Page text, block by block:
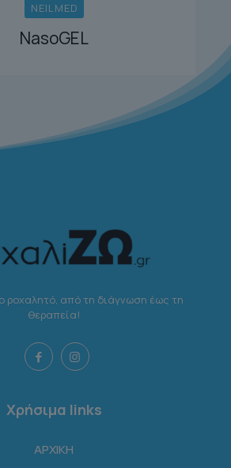
NEILMED
NasoGEL
ροχαλητό, από τη διάγνωση έως τη
θεραπεία!
Χρήσιμα links
ΑΡΧΙΚΗ